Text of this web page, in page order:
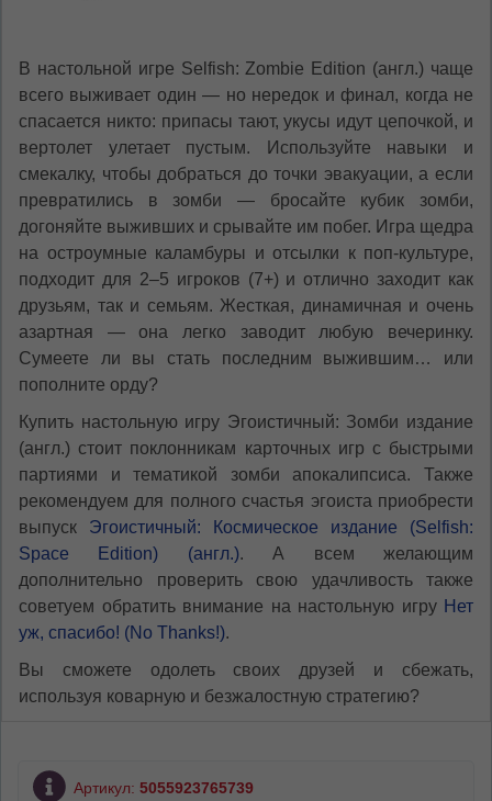
В настольной игре Selfish: Zombie Edition (англ.) чаще
всего выживает один — но нередок и финал, когда не
спасается никто: припасы тают, укусы идут цепочкой, и
вертолет улетает пустым. Используйте навыки и
смекалку, чтобы добраться до точки эвакуации, а если
превратились в зомби — бросайте кубик зомби,
догоняйте выживших и срывайте им побег. Игра щедра
на остроумные каламбуры и отсылки к поп-культуре,
подходит для 2–5 игроков (7+) и отлично заходит как
друзьям, так и семьям. Жесткая, динамичная и очень
азартная — она легко заводит любую вечеринку.
Сумеете ли вы стать последним выжившим… или
пополните орду?
Купить настольную игру Эгоистичный: Зомби издание
(англ.) стоит поклонникам карточных игр с быстрыми
партиями и тематикой зомби апокалипсиса. Также
рекомендуем для полного счастья эгоиста приобрести
выпуск Эгоистичный: Космическое издание (Selfish:
Space Edition) (англ.). А всем желающим
дополнительно проверить свою удачливость также
советуем обратить внимание на настольную игру Нет
уж, спасибо! (No Thanks!).
Вы сможете одолеть своих друзей и сбежать,
используя коварную и безжалостную стратегию?
Артикул: 5055923765739